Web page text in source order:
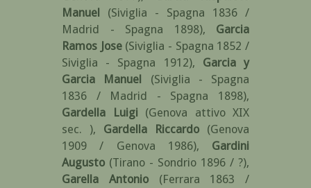
Manuel
(Siviglia - Spagna 1836 /
Madrid - Spagna 1898), Garcia
Ramos Jose (Siviglia - Spagna 1852 /
Siviglia - Spagna 1912), Garcia y
Garcia Manuel
(Siviglia - Spagna
1836 / Madrid - Spagna 1898),
Gardella Luigi
(Genova attivo XIX
sec. ), Gardella Riccardo
(Genova
1909 / Genova 1986), Gardini
Augusto (Tirano - Sondrio 1896 / ?),
Garella Antonio
(Ferrara 1863 /